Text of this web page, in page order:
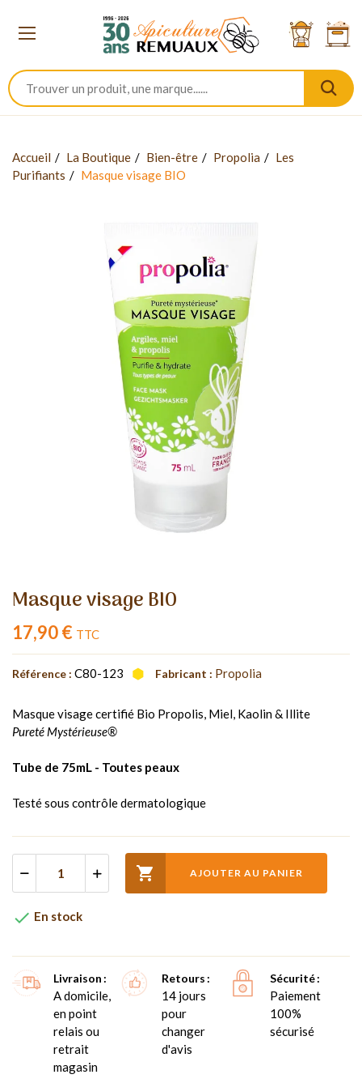
Accueil La Boutique Bien-être Propolia
Les
Purifiants
Masque visage BIO
Masque visage BIO
17,90 € TTC
Référence : C80-123 Fabricant : Propolia
Masque visage certifié Bio Propolis, Miel, Kaolin & Illite
Pureté Mystérieuse®
Tube de 75mL - Toutes peaux
Testé sous contrôle dermatologique
 AJOUTER AU PANIER
 En stock
Livraison
A domicile,
en point
relais ou
retrait
magasin
Retours
14 jours
pour
changer
d'avis
Sécurité
Paiement
100%
sécurisé